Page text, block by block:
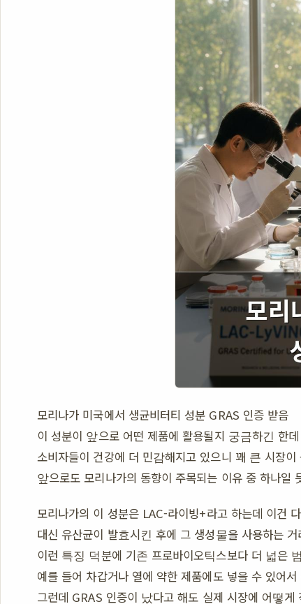
모리나가 미국에서 생균비터티 성분 GRAS 인증 받음
이 성분이 앞으로 어떤 제품에 활용될지 궁금하긴 한데
소비자들이 건강에 더 민감해지고 있으니 꽤 큰 시장이
앞으로도 모리나가의 동향이 주목되는 이유 중 하나일
모리나가의 이 성분은 LAC-라이빙+라고 하는데 이건
대신 유산균이 발효시킨 후에 그 생성물을 사용하는
이런 특징 덕분에 기존 프로바이오틱스보다 더 넓은
예를 들어 차갑거나 열에 약한 제품에도 넣을 수 있어
그런데 GRAS 인증이 났다고 해도 실제 시장에 어떻